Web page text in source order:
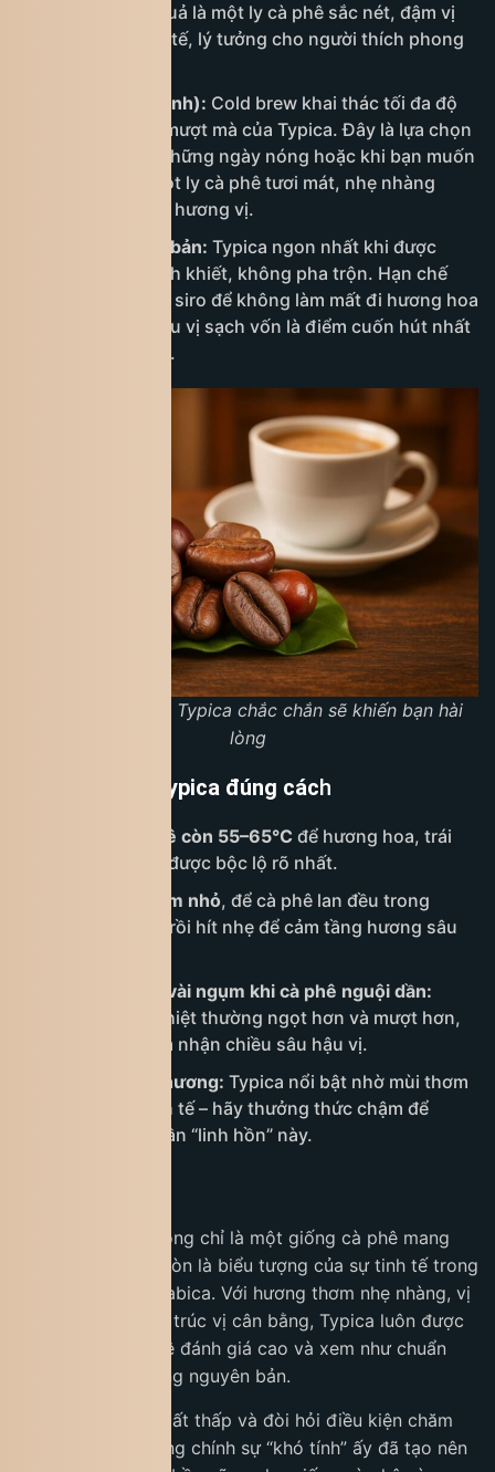
ngọt mịn. Kết quả là một ly cà phê sắc nét, đậm vị
nhưng vẫn tinh tế, lý tưởng cho người thích phong
Cold Brew (ủ lạnh): Cold brew khai thác tối đa độ
ngọt dịu và sự mượt mà của Typica. Đây là lựa chọn
hoàn hảo cho những ngày nóng hoặc khi bạn muốn
thưởng thức một ly cà phê tươi mát, nhẹ nhàng
nhưng vẫn giàu hương vị.
Giữ sự nguyên bản: Typica ngon nhất khi được
thưởng thức tinh khiết, không pha trộn. Hạn chế
đường, sữa hay siro để không làm mất đi hương hoa
thanh tao và hậu vị sạch vốn là điểm cuốn hút nhất
của loại hạt này.
Hương vị cà phê Typica chắc chắn sẽ khiến bạn hài
lòng
Thưởng thức Typica đúng cách
Uống khi cà phê còn 55–65°C để hương hoa, trái
cây và độ ngọt được bộc lộ rõ nhất.
Nhấp từng ngụm nhỏ, để cà phê lan đều trong
khoang miệng, rồi hít nhẹ để cảm tầng hương sâu
Thử thêm một vài ngụm khi cà phê nguội dần:
Typica khi hạ nhiệt thường ngọt hơn và mượt hơn,
lý tưởng để cảm nhận chiều sâu hậu vị.
Tập trung vào hương: Typica nổi bật nhờ mùi thơm
thanh, nhẹ, tinh tế – hãy thưởng thức chậm để
không bỏ lỡ phần “linh hồn” này.
Cà phê Typica không chỉ là một giống cà phê mang
giá trị lịch sử mà còn là biểu tượng của sự tinh tế trong
thế giới cà phê Arabica. Với hương thơm nhẹ nhàng, vị
ngọt thanh và cấu trúc vị cân bằng, Typica luôn được
giới thưởng cà phê đánh giá cao và xem như chuẩn
mực của chất lượng nguyên bản.
Dù sở hữu năng suất thấp và đòi hỏi điều kiện chăm
sóc khắt khe, nhưng chính sự “khó tính” ấy đã tạo nên